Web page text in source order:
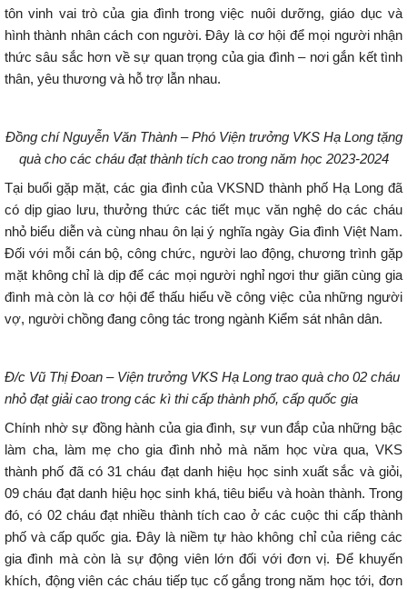
tôn vinh vai trò của gia đình trong việc nuôi dưỡng, giáo dục và
hình thành nhân cách con người. Đây là cơ hội để mọi người nhận
thức sâu sắc hơn về sự quan trọng của gia đình – nơi gắn kết tình
thân, yêu thương và hỗ trợ lẫn nhau.
Đồng chí Nguyễn Văn Thành – Phó Viện trưởng VKS Hạ Long tặng
quà cho các cháu đạt thành tích cao trong năm học 2023-2024
Tại buổi gặp mặt, các gia đình của VKSND thành phố Hạ Long đã
có dịp giao lưu, thưởng thức các tiết mục văn nghệ do các cháu
nhỏ biểu diễn và cùng nhau ôn lại ý nghĩa ngày Gia đình Việt Nam.
Đối với mỗi cán bộ, công chức, người lao động, chương trình gặp
mặt không chỉ là dịp để các mọi người nghỉ ngơi thư giãn cùng gia
đình mà còn là cơ hội để thấu hiểu về công việc của những người
vợ, người chồng đang công tác trong ngành Kiểm sát nhân dân.
Đ/c Vũ Thị Đoan – Viện trưởng VKS Hạ Long trao quà cho 02 cháu
nhỏ đạt giải cao trong các kì thi cấp thành phố, cấp quốc gia
Chính nhờ sự đồng hành của gia đình, sự vun đắp của những bậc
làm cha, làm mẹ cho gia đình nhỏ mà năm học vừa qua, VKS
thành phố đã có 31 cháu đạt danh hiệu học sinh xuất sắc và giỏi,
09 cháu đạt danh hiệu học sinh khá, tiêu biểu và hoàn thành. Trong
đó, có 02 cháu đạt nhiều thành tích cao ở các cuộc thi cấp thành
phố và cấp quốc gia. Đây là niềm tự hào không chỉ của riêng các
gia đình mà còn là sự động viên lớn đối với đơn vị. Để khuyến
khích, động viên các cháu tiếp tục cố gắng trong năm học tới, đơn